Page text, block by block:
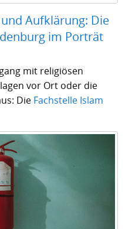
Aufklärung: Die
im Porträt
mit religiösen
vor Ort oder die
Die Fachstelle Islam